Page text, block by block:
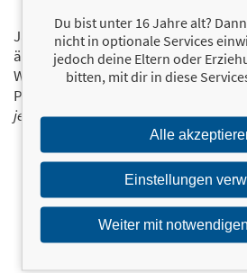
Ja, ich will über interessante
ähnliche Produkte informiert
Wir halten Sie per E-Mail auf dem
Programm der Münchner
jetzt ein!
E-Mail-Adresse:
Du bist unter 16 Jahre alt?
nicht in optionale Services
jedoch deine Eltern oder
bitten, mit dir in diese
Alle
Einstellungen
Weiter mit